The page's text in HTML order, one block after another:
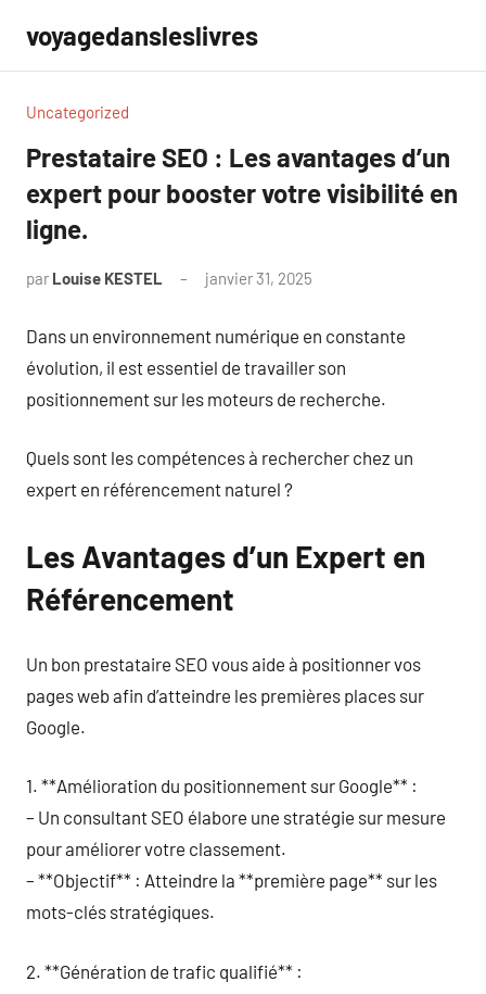
contenu
voyagedansleslivres
Uncategorized
Prestataire SEO : Les avantages d’un
expert pour booster votre visibilité en
ligne.
par Louise KESTEL janvier 31, 2025
Dans un environnement numérique en constante
évolution, il est essentiel de travailler son
positionnement sur les moteurs de recherche.
Quels sont les compétences à rechercher chez un
expert en référencement naturel ?
Les Avantages d’un Expert en
Référencement
Un bon prestataire SEO vous aide à positionner vos
pages web afin d’atteindre les premières places sur
Google.
1. **Amélioration du positionnement sur Google** :
– Un consultant SEO élabore une stratégie sur mesure
pour améliorer votre classement.
– **Objectif** : Atteindre la **première page** sur les
mots-clés stratégiques.
2. **Génération de trafic qualifié** :